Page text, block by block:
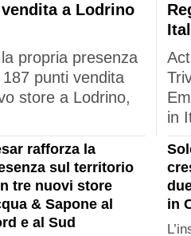
a Lodrino
propria presenza
punti vendita
store a Lodrino,
in
rafforza la
sul territorio
tre nuovi store
& Sapone al
e al Sud
in